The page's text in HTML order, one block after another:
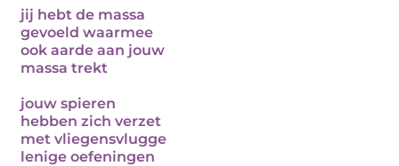
jij hebt de massa
gevoeld waarmee
ook aarde aan jouw
massa trekt
jouw spieren
hebben zich verzet
met vliegensvlugge
lenige oefeningen